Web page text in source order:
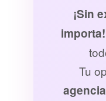
¡Sin
importa!
Tu